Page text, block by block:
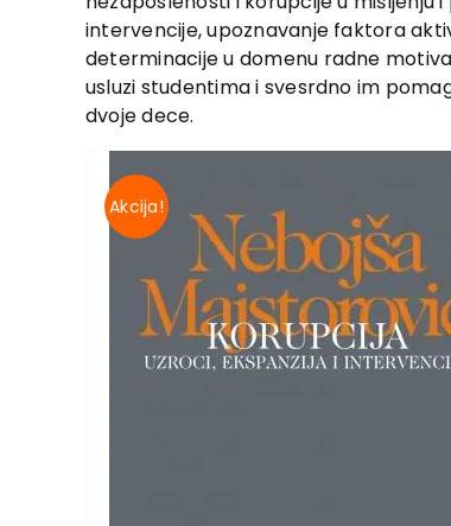
intervencije, upoznavanje faktora
determinacije u domenu radne
usluzi studentima i svesrdno im
dvoje dece.
Akcija!